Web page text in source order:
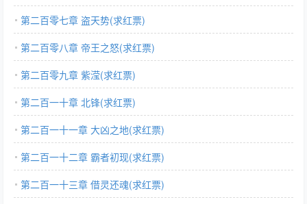
第二百零七章 盗天势(求红票)
第二百零八章 帝王之怒(求红票)
第二百零九章 紫滢(求红票)
第二百一十章 北锋(求红票)
第二百一十一章 大凶之地(求红票)
第二百一十二章 霸者初现(求红票)
第二百一十三章 借灵还魂(求红票)